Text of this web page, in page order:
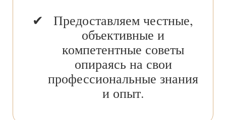
Предоставляем честные,
объективные и
компетентные советы
опираясь на свои
профессиональные знания
и опыт.